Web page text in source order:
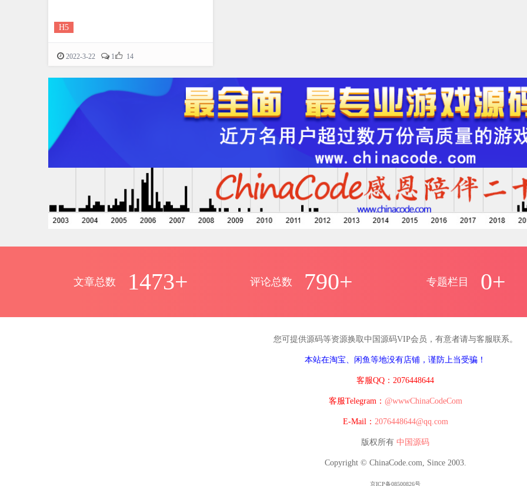
H5
2022-3-22 1 14
文章总数 1473+ 评论总数 790+ 专题栏目 0+
您可提供源码等资源换取中国源码VIP会员，有意者请与客服联系。
本站在淘宝、闲鱼等地没有店铺，谨防上当受骗！
客服QQ：2076448644
客服Telegram： @wwwChinaCodeCom
E-Mail： 2076448644@qq.com
版权所有 中国源码
Copyright © ChinaCode.com, Since 2003.
京ICP备08500826号